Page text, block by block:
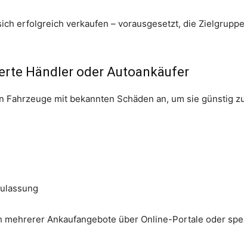
erfolgreich verkaufen – vorausgesetzt, die
Händler oder Autoankäufer
Fahrzeuge mit bekannten Schäden an, um sie günstig
mehrerer Ankaufangebote über Online-Portale oder